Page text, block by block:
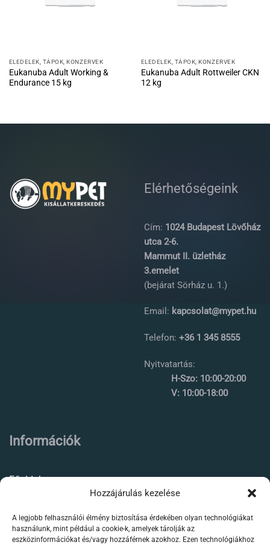
Hozzájárulás kezelése
A legjobb felhasználói élmény biztosítása érdekében olyan technológiákat
használunk, mint például a cookie-k, amelyek tárolják az
eszközinformációkat és/vagy hozzáférnek azokhoz. Ezen technológiákhoz
ELEDELEK, TÁPOK, KONZERVEK
Eukanuba Adult Working &
Endurance 15 kg
ELEDELEK, TÁPOK, KONZERVEK
Eukanuba Adult Rottweiler CKN
12 kg
Elérhetőségeink
Cím: 1024 Budapest Lövőház
utca 2-6.
Mammut II. üzletház
3.emelet
(bejárat Sörház u. 1.)
Email: kapcsolat@mypet.hu
Telefon: +36 1 345 8555
Nyitvatartás:
H-Szo: 10:00-20:00
V: 10:00-18:00
Információk
Főoldal
Élőállat kereskedés